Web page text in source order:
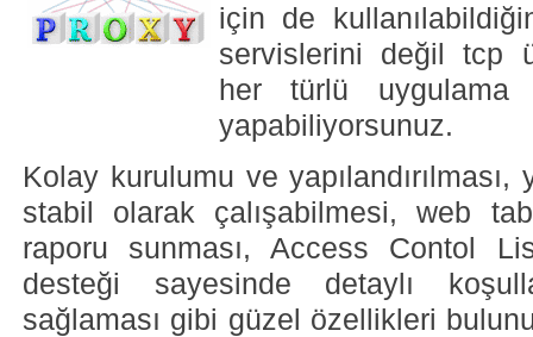
için de
servislerini değil tcp
her türlü uygulama
yapabiliyorsunuz.
Kolay kurulumu ve
stabil olarak çalışabilmesi, web
raporu sunması, Access Contol
desteği sayesinde detaylı
sağlaması gibi güzel özellikleri